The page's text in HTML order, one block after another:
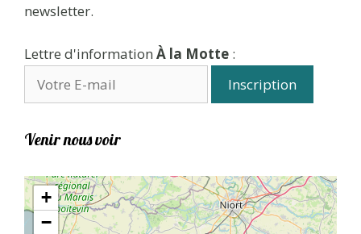
newsletter.
Lettre d'information À la Motte :
Venir nous voir
+
−